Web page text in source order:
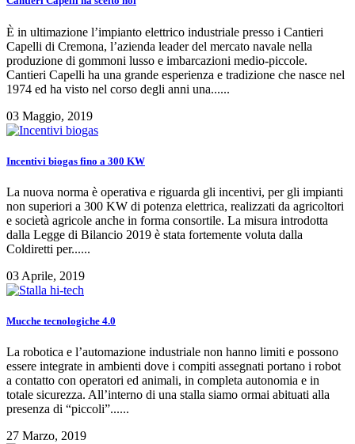
È in ultimazione l’impianto elettrico industriale presso i Cantieri
Capelli di Cremona, l’azienda leader del mercato navale nella
produzione di gommoni lusso e imbarcazioni medio-piccole.
Cantieri Capelli ha una grande esperienza e tradizione che nasce nel
1974 ed ha visto nel corso degli anni una......
03 Maggio, 2019
Incentivi biogas fino a 300 KW
La nuova norma è operativa e riguarda gli incentivi, per gli impianti
non superiori a 300 KW di potenza elettrica, realizzati da agricoltori
e società agricole anche in forma consortile. La misura introdotta
dalla Legge di Bilancio 2019 è stata fortemente voluta dalla
Coldiretti per......
03 Aprile, 2019
Mucche tecnologiche 4.0
La robotica e l’automazione industriale non hanno limiti e possono
essere integrate in ambienti dove i compiti assegnati portano i robot
a contatto con operatori ed animali, in completa autonomia e in
totale sicurezza. All’interno di una stalla siamo ormai abituati alla
presenza di “piccoli”......
27 Marzo, 2019